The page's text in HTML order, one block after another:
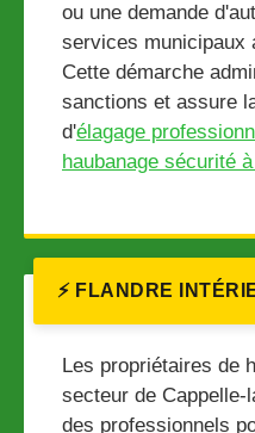
ou une demande
services municipaux
Cette démarche
sanctions et assure
d'élagage
haubanage sécurité
⚡ FLANDRE
Les propriétaires de
secteur de Cappelle-
des professionnels